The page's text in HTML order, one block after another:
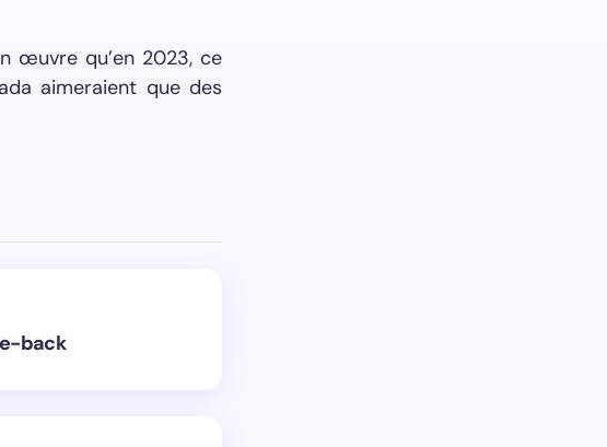
œuvre qu’en 2023, ce
aimeraient que des
back